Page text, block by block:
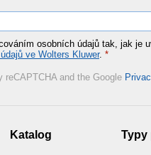
osobních údajů tak, jak je
ve Wolters Kluwer. *
and the Google
Katalog Typy